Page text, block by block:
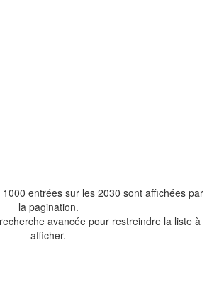
entrées sur les 2030 sont affichées par
la pagination.
avancée pour restreindre la liste à
afficher.